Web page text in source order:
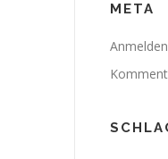
META
Anmelden